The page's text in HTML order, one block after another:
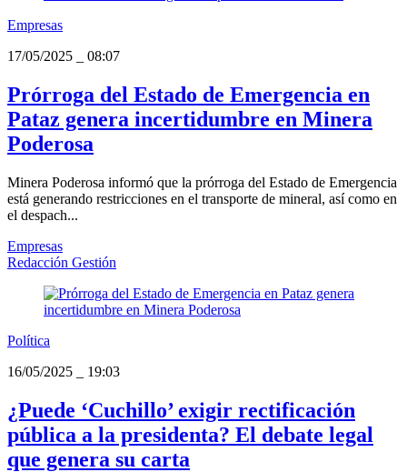
Empresas
17/05/2025
08:07
Prórroga del Estado de Emergencia en
Pataz genera incertidumbre en Minera
Poderosa
Minera Poderosa informó que la prórroga del Estado de Emergencia
está generando restricciones en el transporte de mineral, así como en
el despach...
Empresas
Redacción Gestión
Política
16/05/2025
19:03
¿Puede ‘Cuchillo’ exigir rectificación
pública a la presidenta? El debate legal
que genera su carta